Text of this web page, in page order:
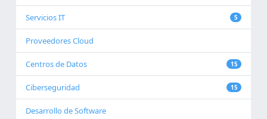
Servicios IT 5
Proveedores Cloud
Centros de Datos 15
Ciberseguridad 15
Desarrollo de Software